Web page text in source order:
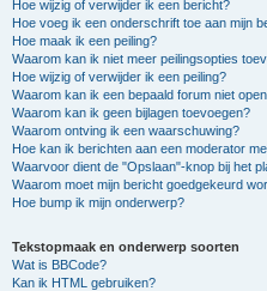
Hoe wijzig of verwijder ik een bericht?
Hoe voeg ik een onderschrift toe aan mijn
Hoe maak ik een peiling?
Waarom kan ik niet meer peilingsopties
Hoe wijzig of verwijder ik een peiling?
Waarom kan ik een bepaald forum niet
Waarom kan ik geen bijlagen toevoegen?
Waarom ontving ik een waarschuwing?
Hoe kan ik berichten aan een moderator
Waarvoor dient de "Opslaan"-knop bij het
Waarom moet mijn bericht goedgekeurd
Hoe bump ik mijn onderwerp?
Tekstopmaak en onderwerp soorten
Wat is BBCode?
Kan ik HTML gebruiken?